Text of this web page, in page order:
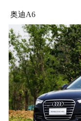
奥迪A6